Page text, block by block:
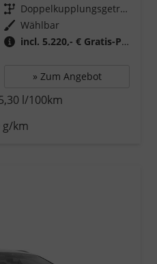
Getriebe
Doppelkupplungsgetriebe (DSG)
Wählbar
incl. 5.220,- € Gratis-Paket
» Zum Angebot
l/100km
g/km